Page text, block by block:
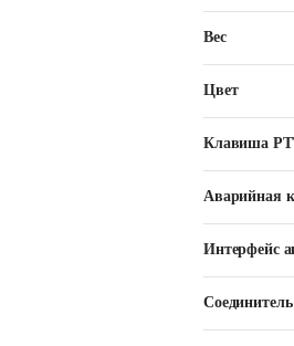
Вес
Цвет
Клавиша
Аварийная
Интерфейс
Соединитель